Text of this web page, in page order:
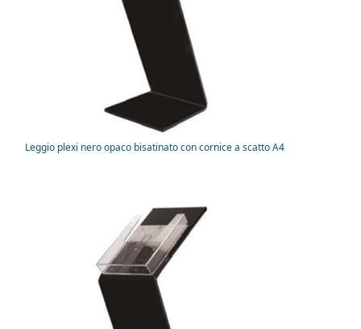
Leggio plexi nero opaco bisatinato con cornice a scatto A4